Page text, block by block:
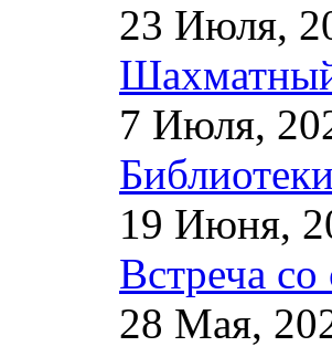
23 Июля,
7 Июля,
19 Июня,
Встреча со
28 Мая,